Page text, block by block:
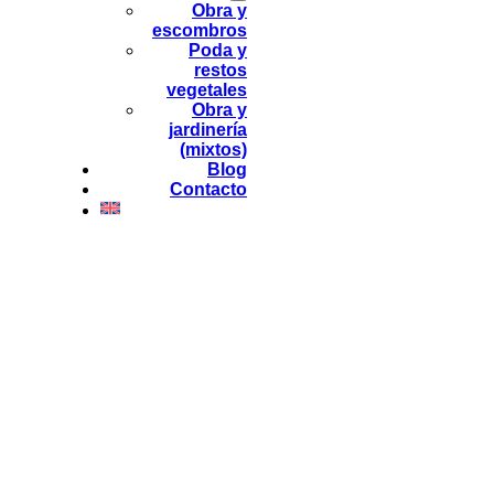
Obra y
escombros
Poda y
restos
vegetales
Obra y
jardinería
(mixtos)
Blog
Contacto